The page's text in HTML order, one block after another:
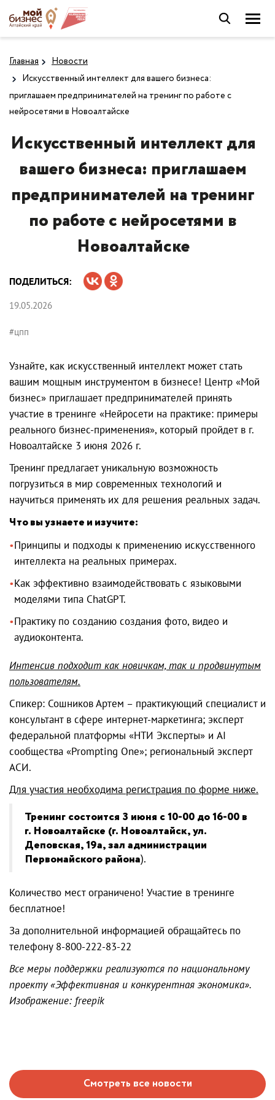
Главная
Новости
Искусственный интеллект для вашего бизнеса:
приглашаем предпринимателей на тренинг по работе с
нейросетями в Новоалтайске
Искусственный интеллект для
вашего бизнеса: приглашаем
предпринимателей на тренинг
по работе с нейросетями в
Новоалтайске
ПОДЕЛИТЬСЯ:
19.05.2026
#цпп
Узнайте, как искусственный интеллект может стать
вашим мощным инструментом в бизнесе! Центр «Мой
бизнес» приглашает предпринимателей принять
участие в тренинге «Нейросети на практике: примеры
реального бизнес-применения», который пройдет в г.
Новоалтайске 3 июня 2026 г.
Тренинг предлагает уникальную возможность
погрузиться в мир современных технологий и
научиться применять их для решения реальных задач.
Что вы узнаете и изучите:
Принципы и подходы к применению искусственного
интеллекта на реальных примерах.
Как эффективно взаимодействовать с языковыми
моделями типа ChatGPT.
Практику по созданию создания фото, видео и
аудиоконтента.
Интенсив подходит как новичкам, так и продвинутым
пользователям.
Спикер: Сошников Артем – практикующий специалист и
консультант в сфере интернет-маркетинга; эксперт
федеральной платформы «НТИ Эксперты» и AI
сообщества «Prompting One»; региональный эксперт
АСИ.
Для участия необходима регистрация по форме ниже.
Тренинг состоится 3 июня с 10-00 до 16-00 в
г. Новоалтайске (г. Новоалтайск,ул.
Деповская, 19а,зал администрации
Первомайского района).
Количество мест ограничено! Участие в тренинге
бесплатное!
За дополнительной информацией обращайтесь по
телефону 8-800-222-83-22
Все меры поддержки реализуются по национальному
проекту «Эффективная и конкурентная экономика».
Изображение: freepik
Смотреть все новости